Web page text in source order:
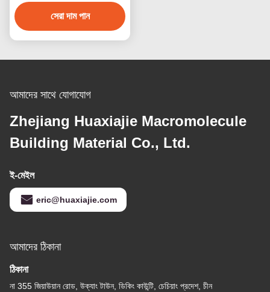
সেরা দাম পান
আমাদের সাথে যোগাযোগ
Zhejiang Huaxiajie Macromolecule
Building Material Co., Ltd.
ই-মেইল
eric@huaxiajie.com
আমাদের ঠিকানা
ঠিকানা
না 355 জিয়াউয়ান রোড, উক্যাং টাউন, ডিকিং কাউন্টি, চেচিয়াং প্রদেশ, চীন